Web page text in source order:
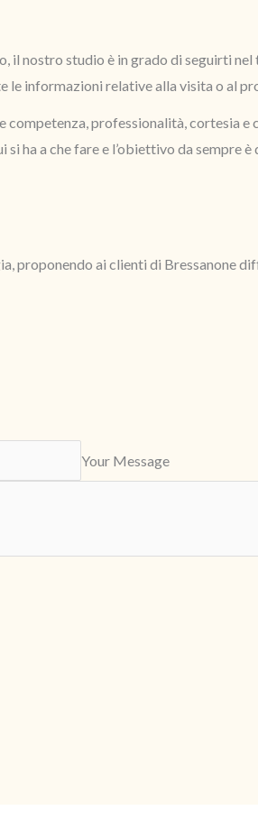
nostro studio è in grado di seguirti
le informazioni relative alla visita o al
professionalità, cortesia
ha a che fare e l’obiettivo da
proponendo ai clienti di Bressanone
Your Message